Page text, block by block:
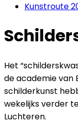
Kunstroute
Het
de academie van
schilderkunst
wekelijks verder
Luchteren.